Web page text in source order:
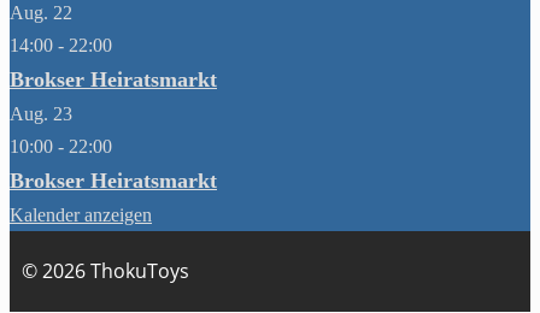
Aug. 22
14:00 - 22:00
Brokser Heiratsmarkt
Aug. 23
10:00 - 22:00
Brokser Heiratsmarkt
Kalender anzeigen
© 2026 ThokuToys